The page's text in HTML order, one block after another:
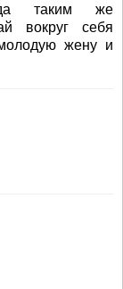
таким же
вокруг себя
жену и